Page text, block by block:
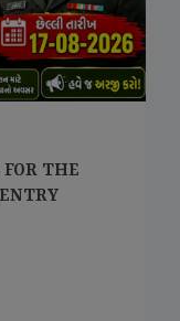
THE